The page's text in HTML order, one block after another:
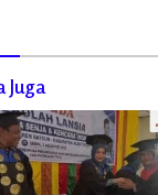
Juga